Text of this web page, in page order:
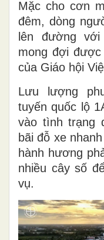
Mặc cho cơn
đêm, dòng
lên đường
mong đợi
của Giáo hội
Lưu lượng
tuyến quốc lộ
vào tình trạng
bãi đỗ xe
hành hương
nhiều cây số
vụ.